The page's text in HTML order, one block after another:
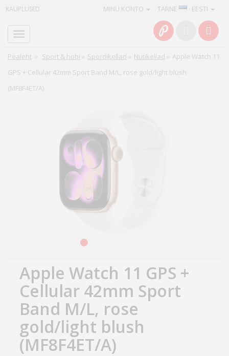
KAUPLUSED TARNE · EESTI
MINU KONTO
Pealeht » Sport & hobi » Spordikellad » Nutikellad » Apple Watch 11
GPS + Cellular 42mm Sport Band M/L, rose gold/light blush
(MF8F4ET/A)
Apple Watch 11 GPS +
Cellular 42mm Sport
Band M/L, rose
gold/light blush
(MF8F4ET/A)
Info
Teenused
Ilu
tervis
Sport